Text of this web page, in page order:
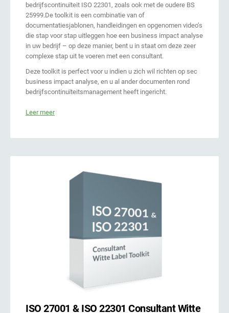
bedrijfscontinuïteit ISO 22301, zoals ook met de oudere BS
25999.De toolkit is een combinatie van of
documentatiesjablonen, handleidingen en opgenomen video’s
die stap voor stap uitleggen hoe een business impact analyse
in uw bedrijf – op deze manier, bent u in staat om deze zeer
complexe stap uit te voeren met een consultant.
Deze toolkit is perfect voor u indien u zich wil richten op sec
business impact analyse, en u al ander documenten rond
bedrijfscontinuïteitsmanagement heeft ingericht.
Leer meer
ISO 27001 & ISO 22301 Consultant Witte